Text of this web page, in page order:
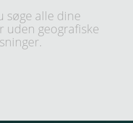
søge alle dine
geografiske